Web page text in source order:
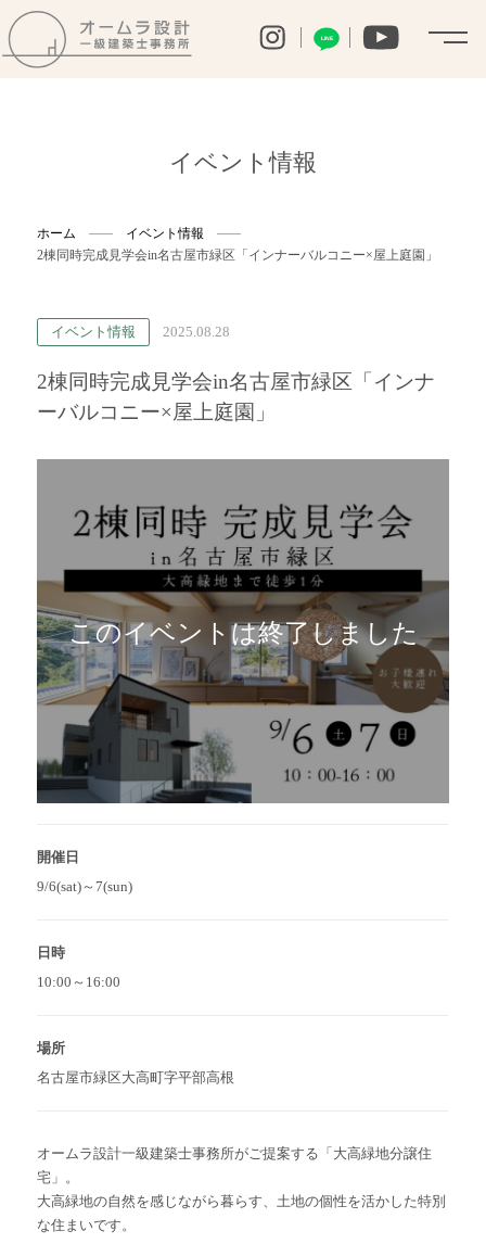
LINE
イベント情報
ホーム
イベント情報
2棟同時完成見学会in名古屋市緑区「インナーバルコニー×屋上庭園」
イベント情報 2025.08.28
2棟同時完成見学会in名古屋市緑区「インナ
ーバルコニー×屋上庭園」
このイベントは終了しました
開催日
9/6(sat)～7(sun)
日時
10:00～16:00
場所
名古屋市緑区大高町字平部高根
オームラ設計一級建築士事務所がご提案する「大高緑地分譲住
宅」。
大高緑地の自然を感じながら暮らす、土地の個性を活かした特別
な住まいです。